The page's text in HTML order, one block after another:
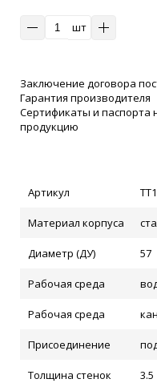
шт
Заключение договора
Гарантия производителя
Сертификаты и паспорта
продукцию
Артикул
Материал корпуса
Диаметр (ДУ) 57
Рабочая среда
Рабочая среда
Присоединение
Толщина стенок 3.5